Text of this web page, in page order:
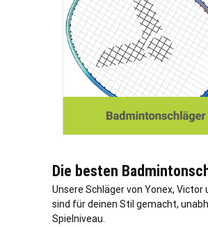
Die besten
Unsere Schläger von Yonex, Victor
sind für deinen Stil gemacht,
Spielniveau.